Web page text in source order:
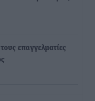
επαγγελματίες